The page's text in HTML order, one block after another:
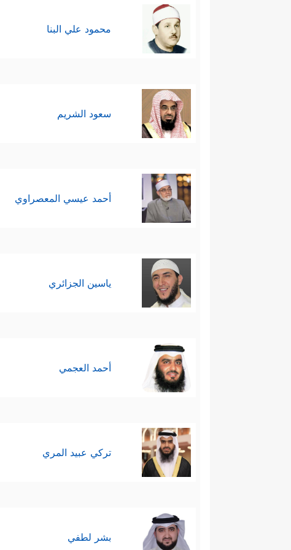
فقد يكون النص التوراتي موجودا
وقد يكون النص التوراتي قد فُقد أو
مناسبته لحياة الناس ومصالحهم.
رفضهم لرسالة محمد
، وبعد
مَا تَبَیَّنَ لَهُمُ ٱلۡحَقُّ﴾والبحث الأصولي
أما المعنى الذي يتَّسِق مع السياق
وأنَّها أتمَّت النقص والنسيان
وعليه فإن القرآن هو كلام الله
رابعًا: العبرة بالدليل لا بالأمانيِّ:
والمجادلة.
العلمي؛ فالباحث الحق يطلب
محمود علي البنا
سعود الشريم
أحمد عيسي المعصراوي
ياسين الجزائري
أحمد العجمي
تركي عبيد المري
بشر لطفي